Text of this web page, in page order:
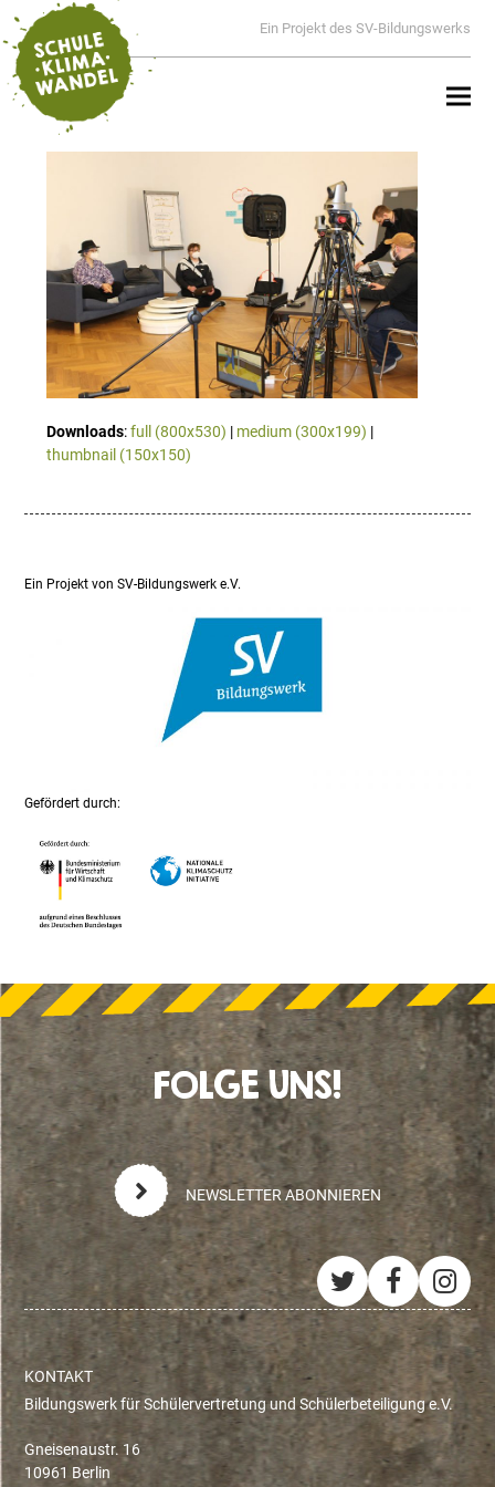
Ein Projekt des SV-Bildungswerks
Downloads:full (800x530) | medium (300x199) |
thumbnail (150x150)
Ein Projekt von SV-Bildungswerk e.V.
Gefördert durch:
FOLGE UNS!
NEWSLETTER ABONNIEREN
Twitter
KONTAKT
Bildungswerk für Schülervertretung und Schülerbeteiligung e.V.
Gneisenaustr. 16
10961 Berlin